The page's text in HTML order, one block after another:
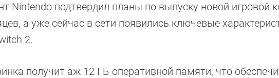
Nintendo подтвердил планы по выпуску новой игровой
а уже сейчас в сети появились ключевые
2.
получит аж 12 ГБ оперативной памяти, что